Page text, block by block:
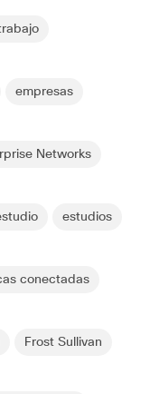
empresas
Networks
estudios
conectadas
Frost Sullivan